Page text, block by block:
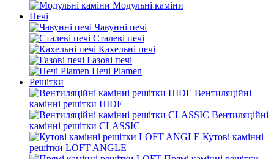
Модульні каміни
Печі
Чавунні печі
Сталеві печі
Кахельні печі
Газові печі
Печі Plamen
Решітки
Вентиляційні
камінні решітки HIDE
Вентиляційні
камінні решітки CLASSIC
Кутові камінні
решітки LOFT ANGLE